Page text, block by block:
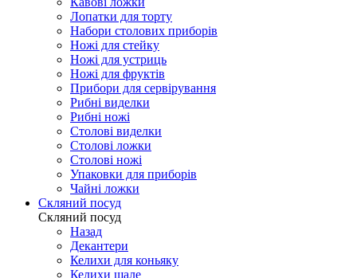
Лопатки для торту
Набори столових приборів
Ножі для стейку
Ножі для устриць
Ножі для фруктів
Прибори для сервірування
Рибні виделки
Рибні ножі
Столові виделки
Столові ложки
Столові ножі
Упаковки для приборів
Чайні ложки
Скляний посуд
Скляний посуд
Назад
Декантери
Келихи для коньяку
Келихи шале